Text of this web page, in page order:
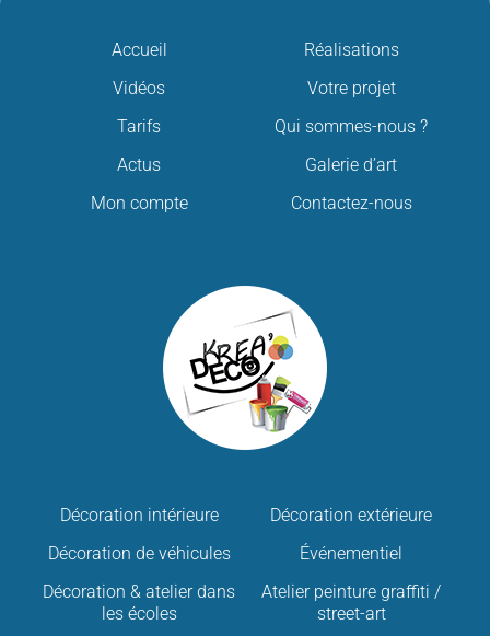
Accueil
Réalisations
Vidéos
Votre projet
Tarifs
Qui sommes-nous ?
Actus
Galerie d’art
Mon compte
Contactez-nous
Décoration intérieure
Décoration extérieure
Décoration de véhicules
Événementiel
Décoration & atelier dans
les écoles
Atelier peinture graffiti /
street-art